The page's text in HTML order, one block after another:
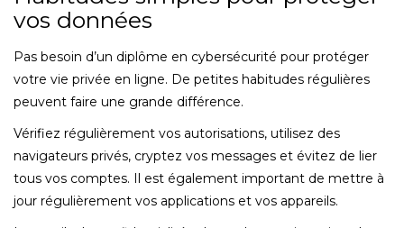
vos données
Pas besoin d’un diplôme en cybersécurité pour protéger
votre vie privée en ligne. De petites habitudes régulières
peuvent faire une grande différence.
Vérifiez régulièrement vos autorisations, utilisez des
navigateurs privés, cryptez vos messages et évitez de lier
tous vos comptes. Il est également important de mettre à
jour régulièrement vos applications et vos appareils.